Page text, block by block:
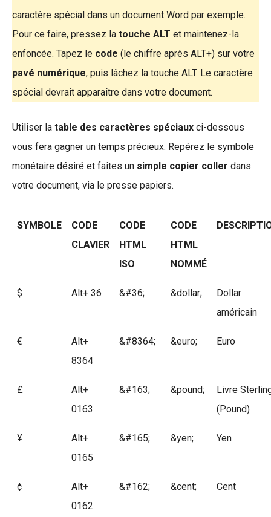
caractère spécial dans un document Word par exemple.
Pour ce faire, pressez la touche ALT et maintenez-la
enfoncée. Tapez le code (le chiffre après ALT+) sur votre
pavé numérique, puis lâchez la touche ALT. Le caractère
spécial devrait apparaître dans votre document.
Utiliser la table des caractères spéciaux ci-dessous
vous fera gagner un temps précieux. Repérez le symbole
monétaire désiré et faites un simple copier coller dans
votre document, via le presse papiers.
SYMBOLE
CODE
CLAVIER
CODE
HTML
ISO
CODE
HTML
NOMMÉ
$ Alt+ 36 &#36; &dollar;
Dollar
américain
€
Alt+
8364
&#8364; &euro; Euro
£
Alt+
0163
&#163; &pound;
Livre
(Pound)
¥
Alt+
0165
&#165; &yen; Yen
¢
Alt+
0162
&#162; &cent; Cent